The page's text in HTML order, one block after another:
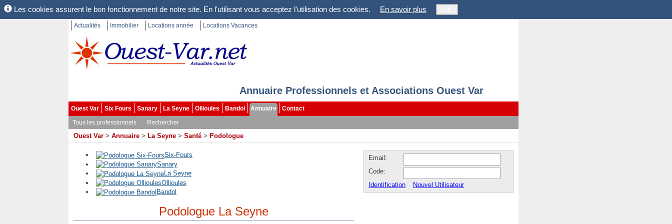
Les cookies assurent le bon fonctionnement de notre site. En l'utilisant vous acceptez l'utilisation des cookies. En savoir plus
Actualités Immobilier Locations année Locations Vacances
Annuaire Professionnels et Associations Ouest Var
Ouest Var Six Fours Sanary La Seyne Ollioules Bandol Annuaire
Contact
Tous les professionnels
Rechercher
Ouest Var > Annuaire > La Seyne > Santé > Podologue
Six-Fours
Sanary
La Seyne
Ollioules
Bandol
Podologue La Seyne
Email:
Code:
Identification
Nouvel Utilisateur